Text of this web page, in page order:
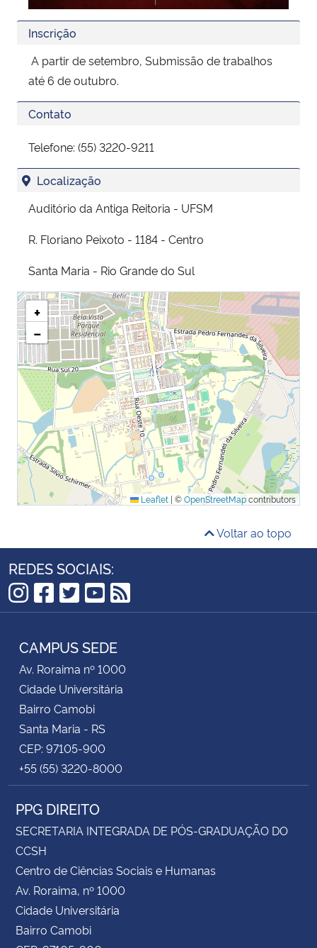
Inscrição
A partir de setembro, Submissão de trabalhos
até 6 de outubro.
Contato
Telefone: (55) 3220-9211
Localização
Auditório da Antiga Reitoria - UFSM
R. Floriano Peixoto - 1184 - Centro
Santa Maria - Rio Grande do Sul
+
−
Leaflet | ©OpenStreetMapcontributors
Voltar ao topo
REDES SOCIAIS:
Instagram
Facebook
Twitter
YouTube
RSS
CAMPUS SEDE
Av. Roraima nº 1000
Cidade Universitária
Bairro Camobi
Santa Maria - RS
CEP: 97105-900
+55 (55) 3220-8000
PPG DIREITO
SECRETARIA INTEGRADA DE PÓS-GRADUAÇÃO DO
CCSH
Centro de Ciências Sociais e Humanas
Av. Roraima, nº 1000
Cidade Universitária
Bairro Camobi